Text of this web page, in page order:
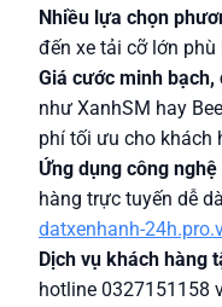
Nhiều lựa chọn
đến xe tải cỡ lớn
Giá cước minh bạch,
như XanhSM hay
phí tối ưu cho khách
Ứng dụng công
hàng trực tuyến dễ
datxenhanh-
Dịch vụ khách hàng
hotline 0327151158